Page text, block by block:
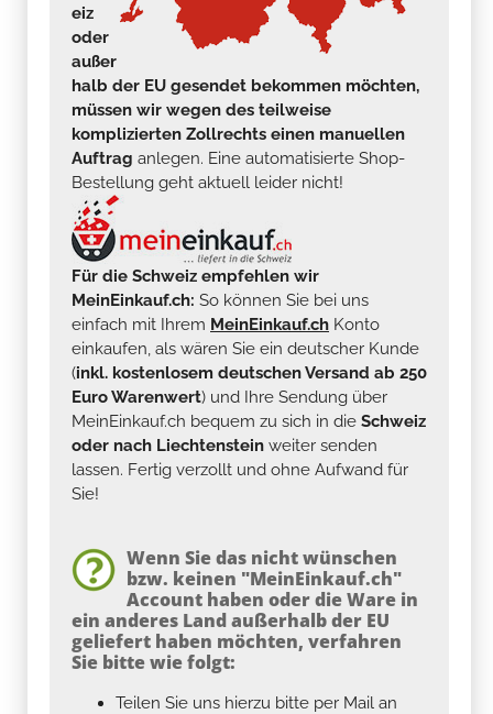
eiz
oder
außer
halb der EU gesendet bekommen möchten,
müssen wir wegen des teilweise
komplizierten Zollrechts einen manuellen
Auftrag anlegen. Eine automatisierte Shop-
Bestellung geht aktuell leider nicht!
Für die Schweiz empfehlen wir
MeinEinkauf.ch: So können Sie bei uns
einfach mit Ihrem MeinEinkauf.ch Konto
einkaufen, als wären Sie ein deutscher Kunde
(inkl. kostenlosem deutschen Versand ab 250
Euro Warenwert) und Ihre Sendung über
MeinEinkauf.ch bequem zu sich in die Schweiz
oder nach Liechtenstein weiter senden
lassen. Fertig verzollt und ohne Aufwand für
Sie!
Wenn Sie das nicht wünschen
bzw. keinen "MeinEinkauf.ch"
Account haben oder die Ware in
ein anderes Land außerhalb der EU
geliefert haben möchten, verfahren
Sie bitte wie folgt:
Teilen Sie uns hierzu bitte per Mail an